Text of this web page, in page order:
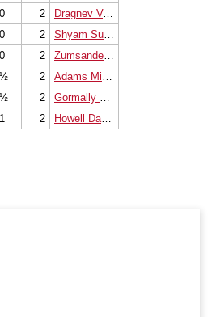
2
Dragnev Valentin
2
Shyam Sundar M.
2
Zumsande Martin
2
Adams Michael
2
Gormally Daniel W
2 Howell David W L